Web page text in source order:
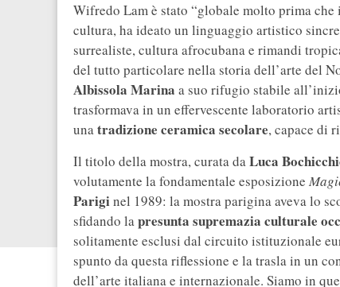
Wifredo Lam è stato “globale molto prima
cultura, ha ideato un linguaggio artistico
surrealiste, cultura afrocubana e rimandi
del tutto particolare nella storia dell’arte del
Albissola Marina a suo rifugio stabile
trasformava in un effervescente laboratorio
unatradizione ceramica secolare, capace di
Il titolo della mostra, curata daLuca
volutamente la fondamentale esposizione
Pariginel 1989: la mostra parigina aveva lo
sfidando lapresunta supremazia culturale
solitamente esclusi dal circuito istituzionale
spunto da questa riflessione e la trasla in un
dell’arte italiana e internazionale. Siamo in